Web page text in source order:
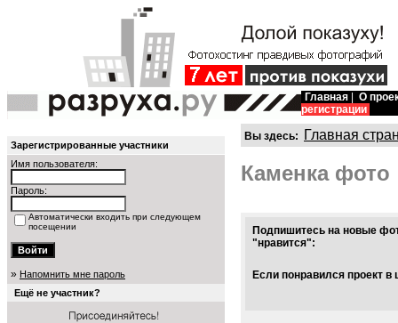
Главная
О
регистрации
Зарегистрированные участники
Имя пользователя:
Пароль:
Автоматически входить при следующем
посещении
» Напомнить мне пароль
Ещё не участник?
Вы здесь: Главная
Каменка фото
Подпишитесь на новые
"нравится":
Если понравился проект